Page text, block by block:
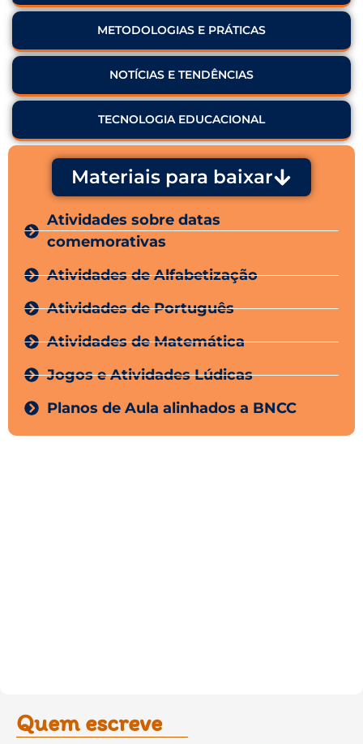
METODOLOGIAS E PRÁTICAS
NOTÍCIAS E TENDÊNCIAS
TECNOLOGIA EDUCACIONAL
Materiais para baixar
Atividades sobre datas
comemorativas
Atividades de Alfabetização
Atividades de Português
Atividades de Matemática
Jogos e Atividades Lúdicas
Planos de Aula alinhados a BNCC
Quem escreve